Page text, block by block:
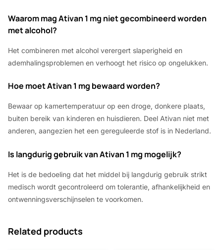
Waarom mag Ativan 1 mg niet gecombineerd worden
met alcohol?
Het combineren met alcohol verergert slaperigheid en
ademhalingsproblemen en verhoogt het risico op ongelukken.
Hoe moet Ativan 1 mg bewaard worden?
Bewaar op kamertemperatuur op een droge, donkere plaats,
buiten bereik van kinderen en huisdieren. Deel Ativan niet met
anderen, aangezien het een gereguleerde stof is in Nederland.
Is langdurig gebruik van Ativan 1 mg mogelijk?
Het is de bedoeling dat het middel bij langdurig gebruik strikt
medisch wordt gecontroleerd om tolerantie, afhankelijkheid en
ontwenningsverschijnselen te voorkomen.
Related products